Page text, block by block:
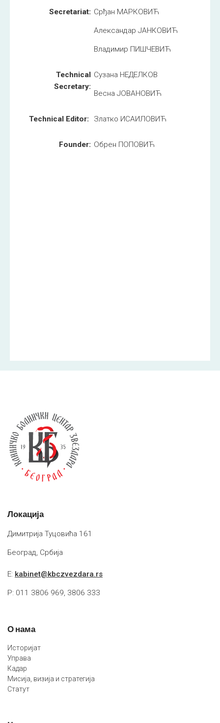
Secretariat: Срђан МАРКОВИЋ
Александар ЈАНКОВИЋ
Владимир ПИШЧЕВИЋ
Technical
Secretary:
Сузана НЕДЕЛКОВ
Весна ЈОВАНОВИЋ
Technical Editor: Златко ИСАИЛОВИЋ
Founder: Обрен ПОПОВИЋ
Локација
Димитрија Туцовића 161
Београд, Србија
E: kabinet@kbczvezdara.rs
P: 011 3806 969, 3806 333
О нама
Историјат
Управа
Кадар
Мисија, визија и стратегија
Статут